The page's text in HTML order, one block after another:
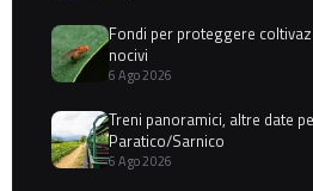
Fondi per proteggere
nocivi
6 Ago 2026
Treni panoramici, altre date
Paratico/Sarnico
6 Ago 2026